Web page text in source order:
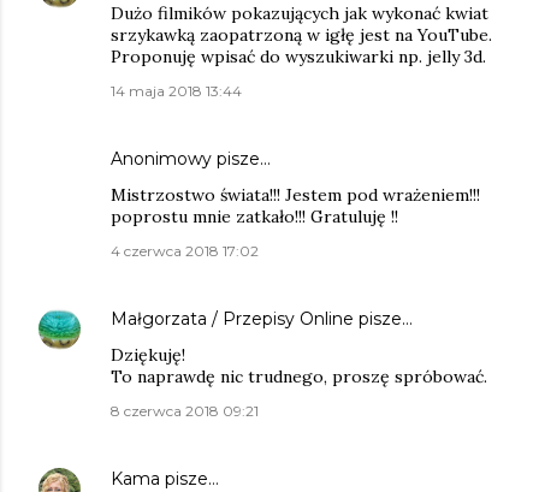
Dużo filmików pokazujących jak wykonać kwiat
srzykawką zaopatrzoną w igłę jest na YouTube.
Proponuję wpisać do wyszukiwarki np. jelly 3d.
14 maja 2018 13:44
Anonimowy pisze…
Mistrzostwo świata!!! Jestem pod wrażeniem!!!
poprostu mnie zatkało!!! Gratuluję !!
4 czerwca 2018 17:02
Małgorzata / Przepisy Online pisze…
Dziękuję!
To naprawdę nic trudnego, proszę spróbować.
8 czerwca 2018 09:21
Kama pisze…